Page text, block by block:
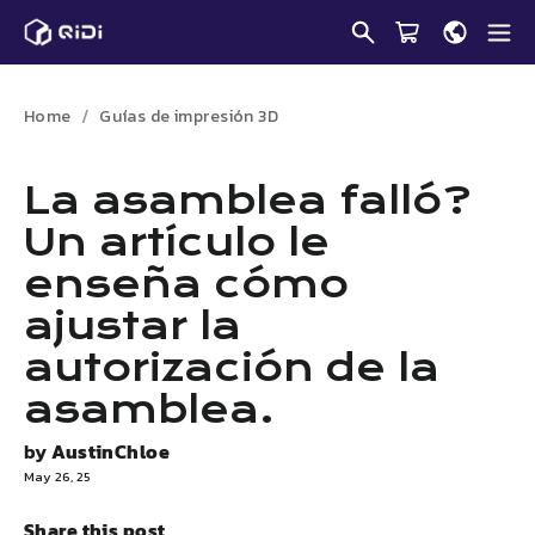
Saltar
Home Guías de impresión 3D
La asamblea falló?
Un artículo le
enseña cómo
ajustar la
autorización de la
asamblea.
byAustinChloe
May 26, 25